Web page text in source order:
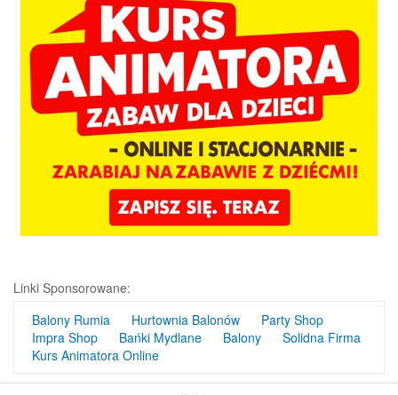
Linki Sponsorowane:
Balony Rumia
Hurtownia Balonów
Party Shop
Impra Shop
Bańki Mydlane Balony
Solidna Firma
Kurs Animatora Online